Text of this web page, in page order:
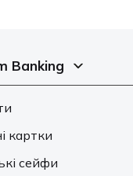
Banking
картки
сейфи